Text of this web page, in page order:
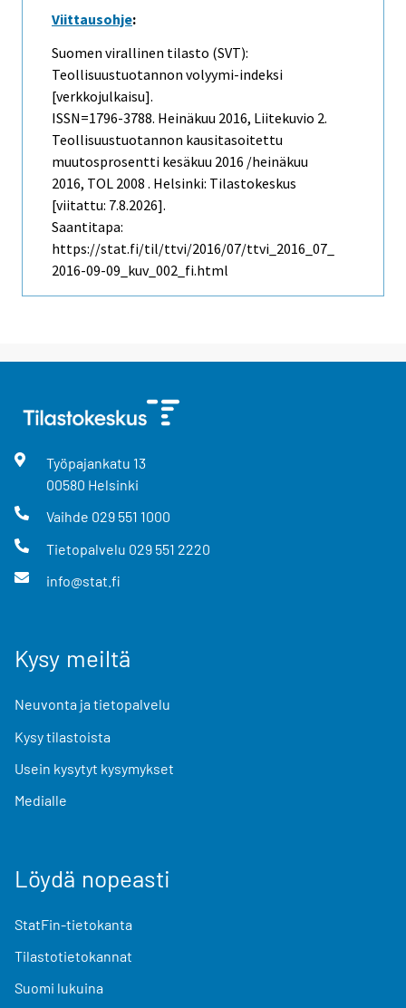
Viittausohje:
Suomen virallinen tilasto (SVT):
Teollisuustuotannon volyymi-indeksi
[verkkojulkaisu].
ISSN=1796-3788. Heinäkuu 2016, Liitekuvio 2.
Teollisuustuotannon kausitasoitettu
muutosprosentti kesäkuu 2016 /heinäkuu
2016, TOL 2008 . Helsinki: Tilastokeskus
[viitattu: 7.8.2026].
Saantitapa:
https://stat.fi/til/ttvi/2016/07/ttvi_2016_07_
2016-09-09_kuv_002_fi.html
Työpajankatu 13
00580 Helsinki
Vaihde 029 551 1000
Tietopalvelu 029 551 2220
info@stat.fi
Kysy meiltä
Neuvonta ja tietopalvelu
Kysy tilastoista
Usein kysytyt kysymykset
Medialle
Löydä nopeasti
StatFin-tietokanta
Tilastotietokannat
Suomi lukuina